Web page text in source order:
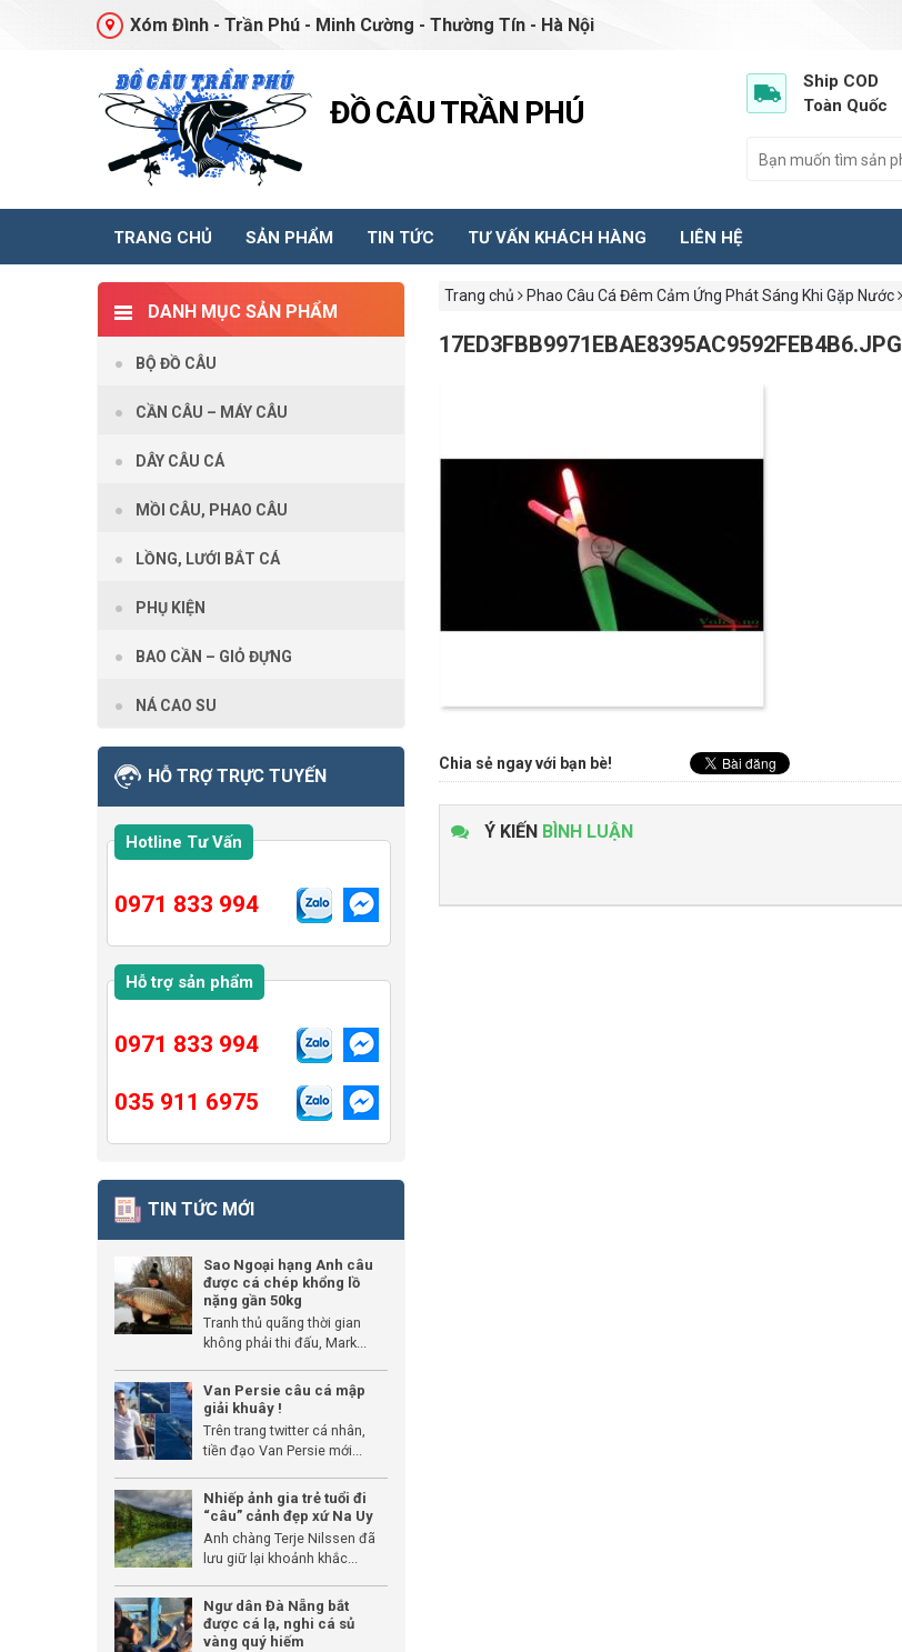
Xóm Đình - Trần Phú - Minh Cường - Thường Tín - Hà Nội
ĐỒ CÂU TRẦN PHÚ
Ship COD
Toàn Quốc
TRANG CHỦ SẢN PHẨM TIN TỨC TƯ VẤN KHÁCH HÀNG LIÊN HỆ
Trang chủ Phao Câu Cá Đêm Cảm Ứng Phát Sáng Khi Gặp Nước
17ED3FBB9971EBAE8395AC9592FEB4B6.JPG
Chia sẻ ngay với bạn bè!
Ý KIẾN BÌNH LUẬN
DANH MỤC SẢN PHẨM
BỘ ĐỒ CÂU
CẦN CÂU – MÁY CÂU
DÂY CÂU CÁ
MỒI CÂU, PHAO CÂU
LỒNG, LƯỚI BẮT CÁ
PHỤ KIỆN
BAO CẦN – GIỎ ĐỰNG
NÁ CAO SU
HỖ TRỢ TRỰC TUYẾN
Hotline Tư Vấn
0971 833 994
Hỗ trợ sản phẩm
0971 833 994
035 911 6975
TIN TỨC MỚI
Sao Ngoại hạng Anh câu
được cá chép khổng lồ
nặng gần 50kg
Tranh thủ quãng thời gian
không phải thi đấu, Mark...
Van Persie câu cá mập
giải khuây !
Trên trang twitter cá nhân,
tiền đạo Van Persie mới...
Nhiếp ảnh gia trẻ tuổi đi
“câu” cảnh đẹp xứ Na Uy
Anh chàng Terje Nilssen đã
lưu giữ lại khoảnh khắc...
Ngư dân Đà Nẵng bắt
được cá lạ, nghi cá sủ
vàng quý hiếm